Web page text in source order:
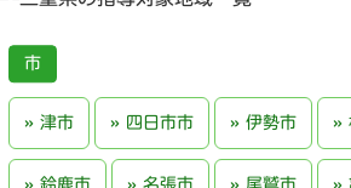
津市 四日市市 伊勢市